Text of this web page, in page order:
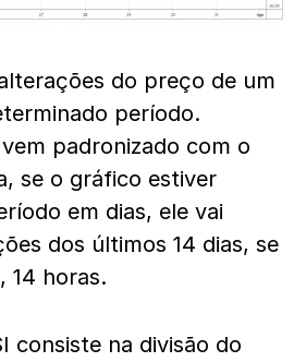
do preço de um
período.
padronizado com o
se o gráfico estiver
em dias, ele vai
dos últimos 14 dias, se
14 horas.
consiste na divisão do